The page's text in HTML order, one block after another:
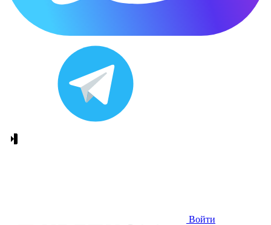
Войти